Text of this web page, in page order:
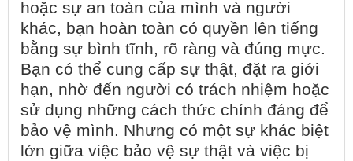
hoặc sự an toàn của mình và người
khác, bạn hoàn toàn có quyền lên tiếng
bằng sự bình tĩnh, rõ ràng và đúng mực.
Bạn có thể cung cấp sự thật, đặt ra giới
hạn, nhờ đến người có trách nhiệm hoặc
sử dụng những cách thức chính đáng để
bảo vệ mình. Nhưng có một sự khác biệt
lớn giữa việc bảo vệ sự thật và việc bị